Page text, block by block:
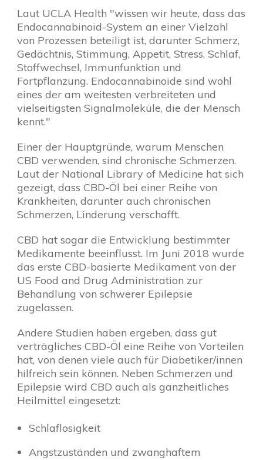
Laut UCLA Health "wissen wir heute, dass das
Endocannabinoid-System an einer Vielzahl
von Prozessen beteiligt ist, darunter Schmerz,
Gedächtnis, Stimmung, Appetit, Stress, Schlaf,
Stoffwechsel, Immunfunktion und
Fortpflanzung. Endocannabinoide sind wohl
eines der am weitesten verbreiteten und
vielseitigsten Signalmoleküle, die der Mensch
kennt."
Einer der Hauptgründe, warum Menschen
CBD verwenden, sind chronische Schmerzen.
Laut der National Library of Medicine hat sich
gezeigt, dass CBD-Öl bei einer Reihe von
Krankheiten, darunter auch chronischen
Schmerzen, Linderung verschafft.
CBD hat sogar die Entwicklung bestimmter
Medikamente beeinflusst. Im Juni 2018 wurde
das erste CBD-basierte Medikament von der
US Food and Drug Administration zur
Behandlung von schwerer Epilepsie
zugelassen.
Andere Studien haben ergeben, dass gut
verträgliches CBD-Öl eine Reihe von Vorteilen
hat, von denen viele auch für Diabetiker/innen
hilfreich sein können. Neben Schmerzen und
Epilepsie wird CBD auch als ganzheitliches
Heilmittel eingesetzt:
Schlaflosigkeit
Angstzuständen und zwanghaftem